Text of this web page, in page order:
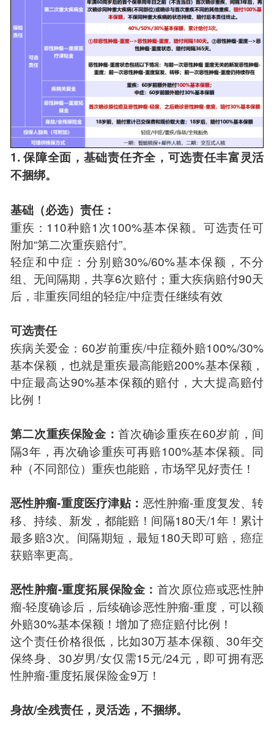
1. 保障全面，基础责任齐全，可选责任丰富灵活
不捆绑。
基础（必选）责任：
重疾：110种赔1次100%基本保额。可选责任可
附加“第二次重疾赔付”。
轻症和中症：分别赔30%/60%基本保额，不分
组、无间隔期，共享6次赔付；重大疾病赔付90天
后，非重疾同组的轻症/中症责任继续有效
可选责任
疾病关爱金：60岁前重疾/中症额外赔100%/30%
基本保额，也就是重疾最高能赔200%基本保额，
中症最高达90%基本保额的赔付，大大提高赔付
比例！
第二次重疾保险金：首次确诊重疾在60岁前，间
隔3年，再次确诊重疾可再赔100%基本保额。同
种（不同部位）重疾也能赔，市场罕见好责任！
恶性肿瘤-重度医疗津贴： 恶性肿瘤-重度复发、转
移、持续、新发，都能赔！间隔180天/1年！累计
最多赔3次。间隔期短，最短180天即可赔，癌症
获赔率更高。
恶性肿瘤-重度拓展保险金： 首次原位癌或恶性肿
瘤-轻度确诊后，后续确诊恶性肿瘤-重度，可以额
外赔30%基本保额！增加了癌症赔付比例！
这个责任价格很低，比如30万基本保额、30年交
保终身、30岁男/女仅需15元/24元，即可拥有恶
性肿瘤-重度拓展保险金9万！
身故/全残责任，灵活选，不捆绑。